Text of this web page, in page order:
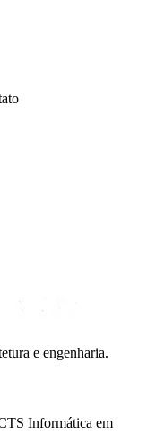
e engenharia.
Informática em